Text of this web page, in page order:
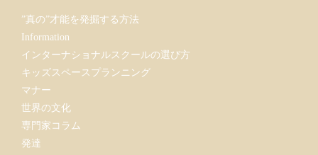
”真の”才能を発掘する方法
Information
インターナショナルスクールの選び方
キッズスペースプランニング
マナー
世界の文化
専門家コラム
発達